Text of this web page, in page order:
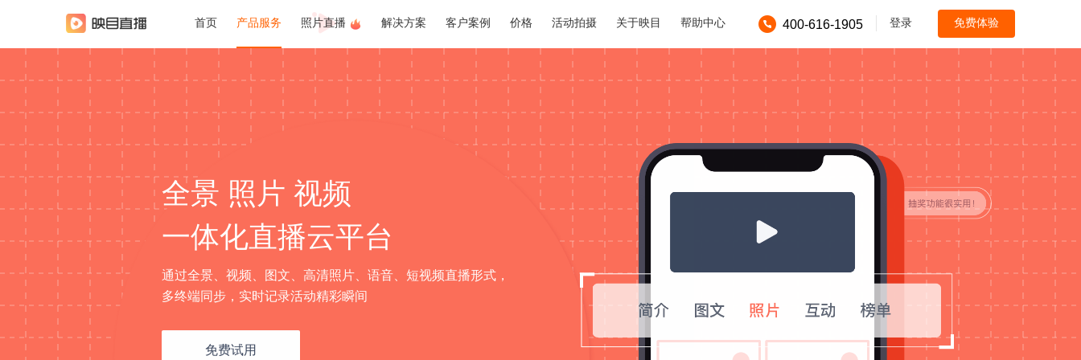
首页 产品服务 照片直播 解决方案 客户案例 价格 活动拍摄 关于映目 帮助中心 400-616-1905 登录 免费体验
全景 照片 视频
一体化直播云平台
通过全景、视频、图文、高清照片、语音、短视频直播形式，
多终端同步，实时记录活动精彩瞬间
免费试用